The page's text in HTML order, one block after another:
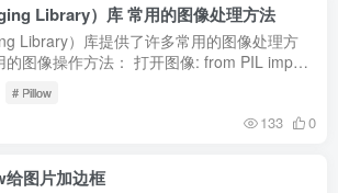
Library）库 常用的图像处理方法
Library）库提供了许多常用的图像处理方
图像操作方法： 打开图像: from PIL import
# Pillow
133 0
图片加边框